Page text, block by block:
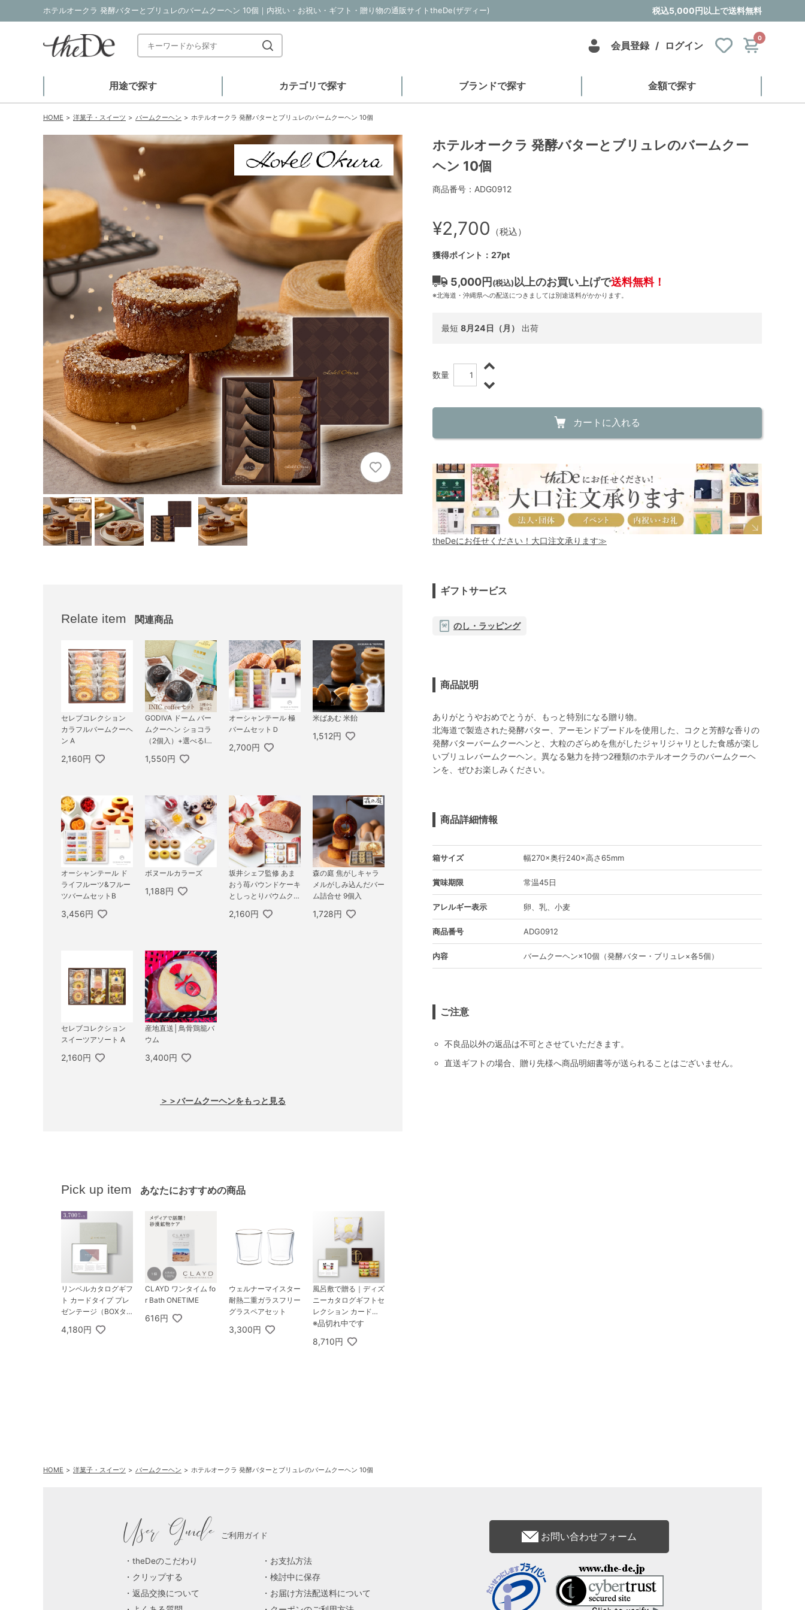
ホテルオークラ 発酵バターとブリュレのバームクーヘン 10個｜内祝い・お祝い・ギフト・贈り物の通販サイトtheDe(ザディー) 税込5,000円以上で送料無料
会員登録 / ログイン
0
用途で探す カテゴリで探す ブランドで探す 金額で探す
HOME 洋菓子・スイーツ バームクーヘン ホテルオークラ 発酵バターとブリュレのバームクーヘン 10個
Relate item 関連商品
セレブコレクション
カラフルバームクーヘ
ン A
2,160円
GODIVA ドーム バー
ムクーヘン ショコラ
（2個入）+選べるINI
ーズ
1,550円
オーシャンテール 極
バームセットＤ
2,700円
米ばあむ 米飴
1,512円
オーシャンテール ド
ライフルーツ&フルー
ツバームセットB
3,456円
ボヌールカラーズ
1,188円
坂井シェフ監修 あま
おう苺パウンドケーキ
としっとりバウムクー
2,160円
森の庭 焦がしキャラ
メルがしみ込んだバー
ム詰合せ 9個入
1,728円
セレブコレクション
スイーツアソート A
2,160円
産地直送│鳥骨鶏籠バ
ウム
3,400円
＞＞バームクーヘンをもっと見る
Pick up item あなたにおすすめの商品
リンベルカタログギフ
ト カードタイプ プレ
ゼンテージ（BOXタ
ス ギャロップ
4,180円
CLAYD ワンタイム fo
r Bath ONETIME
616円
ウェルナーマイスター
耐熱二重ガラスフリー
グラスペアセット
3,300円
風呂敷で贈る｜ディズ
ニーカタログギフトセ
レクション カードタ
イプ 3,800円コース
屋 銀座フルーツフィ
※品切れ中です
8,710円
ホテルオークラ 発酵バターとブリュレのバームクー
ヘン 10個
商品番号：ADG0912
¥2,700 （税込）
獲得ポイント：27pt
5,000円 (税込) 以上のお買い上げで送料無料！
※北海道・沖縄県への配送につきましては別途送料がかかります。
最短 8月24日（月） 出荷
数量
カートに入れる
theDeにお任せください！大口注文承ります≫
ギフトサービス
のし・ラッピング
商品説明
ありがとうやおめでとうが、もっと特別になる贈り物。
北海道で製造された発酵バター、アーモンドプードルを使用した、コクと芳醇な香りの
発酵バターバームクーヘンと、大粒のざらめを焦がしたジャリジャリとした食感が楽し
いブリュレバームクーヘン。異なる魅力を持つ2種類のホテルオークラのバームクーヘ
ンを、ぜひお楽しみください。
商品詳細情報
箱サイズ 幅270×奥行240×高さ65mm
賞味期限 常温45日
アレルギー表示 卵、乳、小麦
商品番号 ADG0912
内容 バームクーヘン×10個（発酵バター・ブリュレ×各5個）
ご注意
不良品以外の返品は不可とさせていただきます。
直送ギフトの場合、贈り先様へ商品明細書等が送られることはございません。
HOME 洋菓子・スイーツ バームクーヘン ホテルオークラ 発酵バターとブリュレのバームクーヘン 10個
User Guide ご利用ガイド
theDeのこだわり
お支払方法
クリップする
検討中に保存
返品交換について
お届け方法配送料について
お問い合わせフォーム